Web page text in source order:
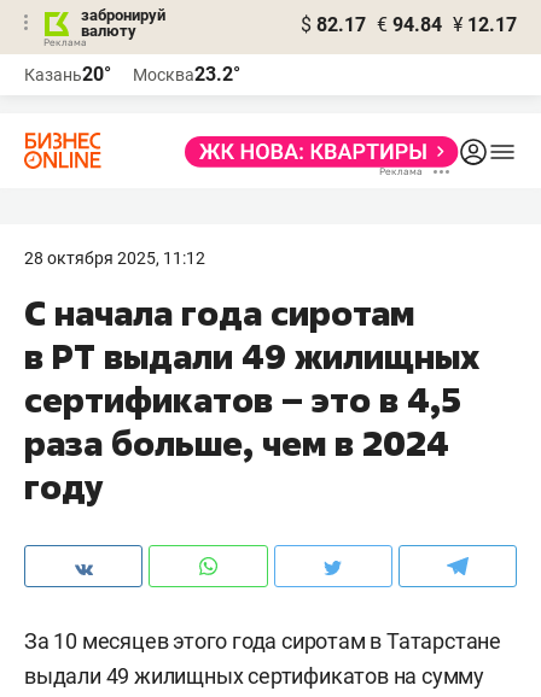
забронируй
валюту
$ 82.17 € 94.84 ¥ 12.17
Казань20° Москва23.2°
28 октября 2025, 11:12
С начала года сиротам
в РТ выдали 49 жилищных
сертификатов – это в 4,5
раза больше, чем в 2024
году
За 10 месяцев этого года сиротам в Татарстане
выдали 49 жилищных сертификатов на сумму